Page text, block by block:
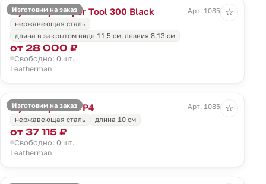
Изготовим на заказ
Мультитул Super Tool 300 Black
Арт. 10853.30
нержавеющая сталь
длина в закрытом виде 11,5 см, лезвия 8,13 см
от 28 000 ₽
Свободно: 0 шт.
Leatherman
☆
Изготовим на заказ
Мультитул Free P4
Арт. 10856.10
нержавеющая сталь
длина 10 см
от 37 115 ₽
Свободно: 0 шт.
Leatherman
☆